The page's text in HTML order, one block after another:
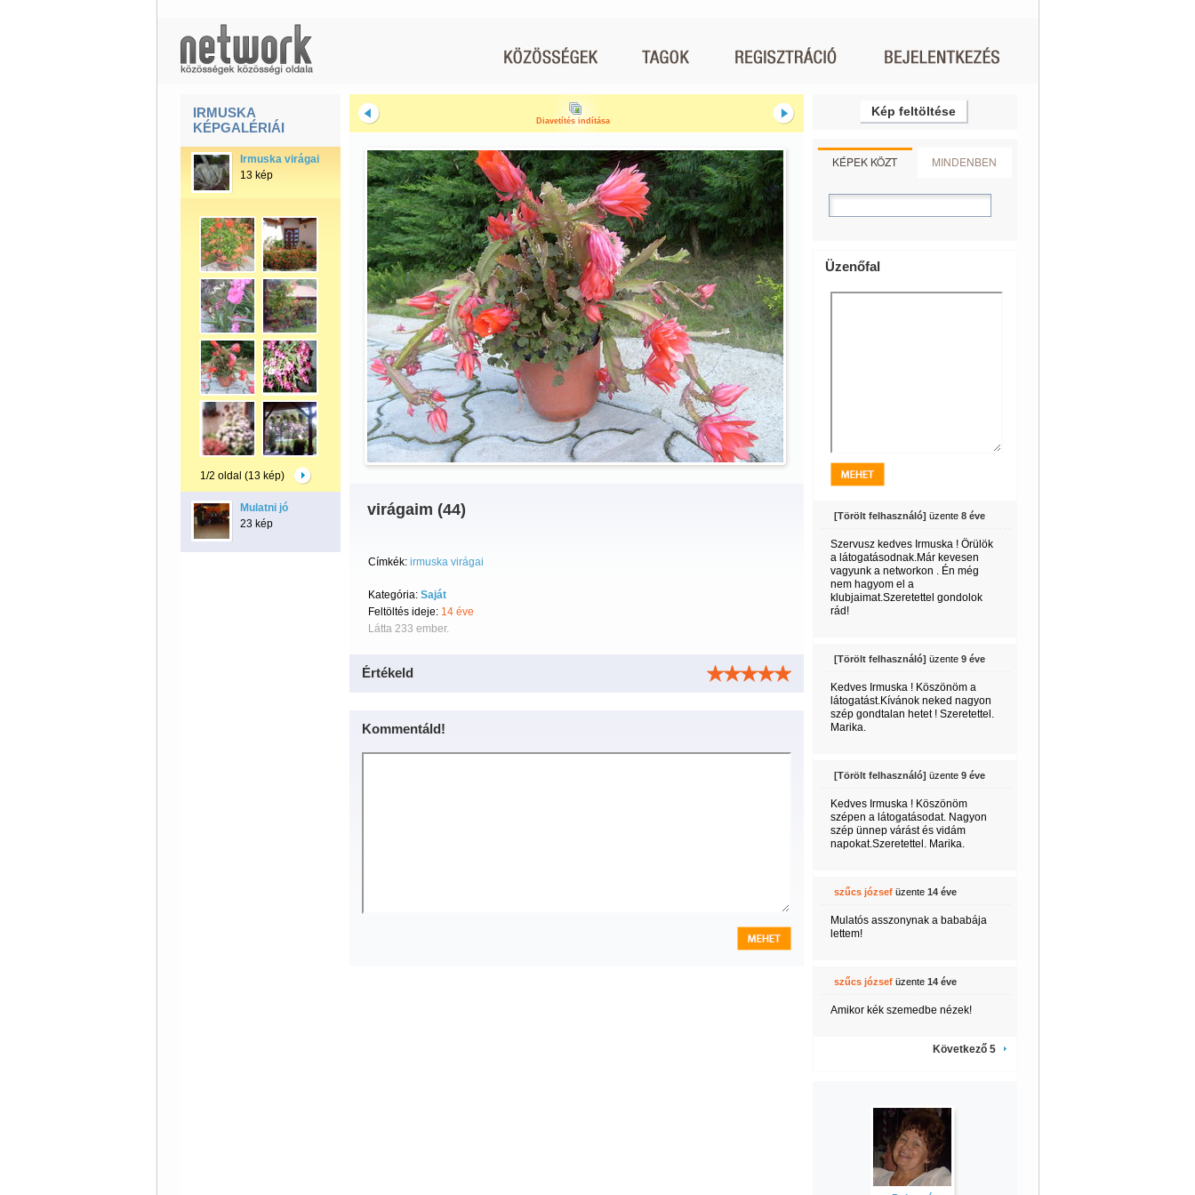
IRMUSKA
KÉPGALÉRIÁI
Irmuska virágai
13 kép
1/2 oldal (13 kép)
Mulatni jó
23 kép
Diavetítés indítása
virágaim (44)
Címkék: irmuska virágai
Kategória: Saját
Feltöltés ideje: 14 éve
Látta 233 ember.
Értékeld
Kommentáld!
Kép feltöltése
KÉPEK KÖZT MINDENBEN
Üzenőfal
[Törölt felhasználó] üzente 8 éve
Szervusz kedves Irmuska ! Örülök
a látogatásodnak.Már kevesen
vagyunk a networkon . Én még
nem hagyom el a
klubjaimat.Szeretettel gondolok
rád!
[Törölt felhasználó] üzente 9 éve
Kedves Irmuska ! Köszönöm a
látogatást.Kívánok neked nagyon
szép gondtalan hetet ! Szeretettel.
Marika.
[Törölt felhasználó] üzente 9 éve
Kedves Irmuska ! Köszönöm
szépen a látogatásodat. Nagyon
szép ünnep várást és vidám
napokat.Szeretettel. Marika.
szűcs józsefüzente 14 éve
Mulatós asszonynak a bababája
lettem!
szűcs józsefüzente 14 éve
Amikor kék szemedbe nézek!
Következő 5